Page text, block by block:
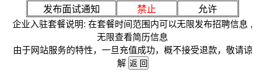
发布面试通知
禁止 允许
企业入驻套餐说明: 在套餐时间范围内可以无限发布招聘信息 ,
无限查看简历信息
由于网站服务的特性，一旦充值成功，概不接受退款，敬请谅
解